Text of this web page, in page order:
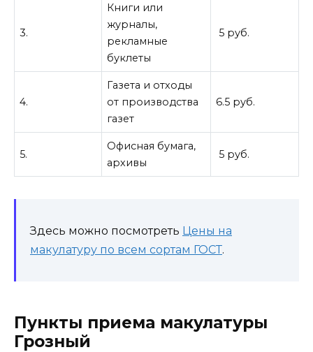
3.
Книги или
журналы,
рекламные
буклеты
5 руб.
4.
Газета и отходы
от производства
газет
6.5 руб.
5.
Офисная бумага,
архивы
5 руб.
Здесь можно посмотреть Цены на
макулатуру по всем сортам ГОСТ.
Пункты приема макулатуры
Грозный